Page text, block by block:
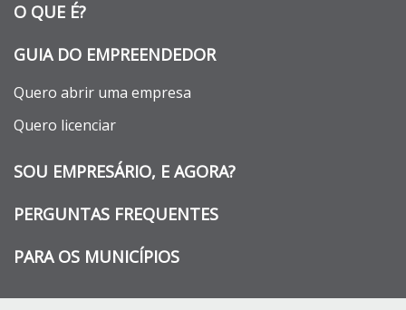
O QUE É?
GUIA DO EMPREENDEDOR
Quero abrir uma empresa
Quero licenciar
SOU EMPRESÁRIO, E AGORA?
PERGUNTAS FREQUENTES
PARA OS MUNICÍPIOS